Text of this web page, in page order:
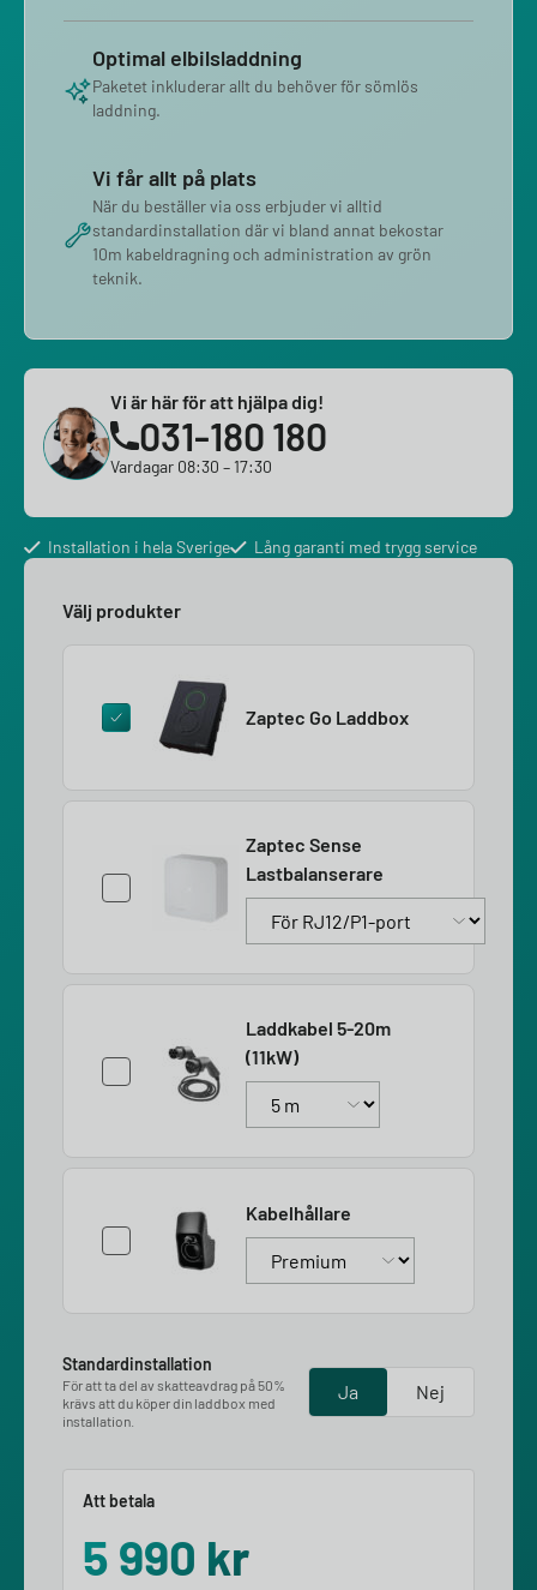
Optimal elbilsladdning
Paketet inkluderar allt du behöver för sömlös
laddning.
Vi får allt på plats
När du beställer via oss erbjuder vi alltid
standardinstallation där vi bland annat bekostar
10m kabeldragning och administration av grön
teknik.
Vi är här för att hjälpa dig!
031-180 180
Vardagar 08:30 – 17:30
Installation i hela Sverige Lång garanti med trygg service
Välj produkter
Zaptec Go Laddbox
Zaptec Sense
Lastbalanserare
Laddkabel 5-20m
(11kW)
Kabelhållare
Standardinstallation
För att ta del av skatteavdrag på 50%
krävs att du köper din laddbox med
installation.
Ja Nej
Att betala
5 990 kr